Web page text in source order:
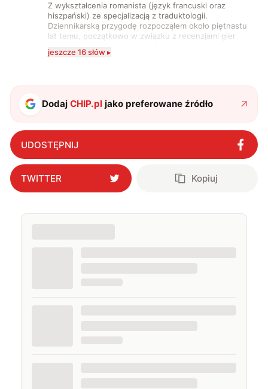
Z wykształcenia romanista (język francuski oraz
hiszpański) ze specjalizacją z traduktologii.
Dziennikarską przygodę rozpocząłem około piętnastu
lat temu, początkowo w związku z recenzjami gier
komputerowych i filmów. Obecnie publikuję
zdecydowanie częściej na tematy związane z nauką
także uprawiać oraz oglądać sport.
jeszcze 16 słów ▸
DodajCHIP.pl jako preferowane źródło
UDOSTĘPNIJ
TWITTER Kopiuj